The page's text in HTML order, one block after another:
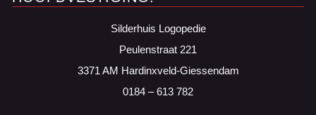
Silderhuis Logopedie
Peulenstraat 221
3371 AM Hardinxveld-Giessendam
0184 – 613 782